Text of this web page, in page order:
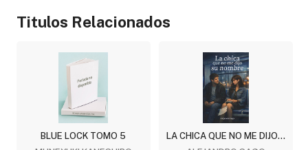
Titulos Relacionados
BLUE LOCK TOMO 5
LA CHICA QUE NO ME DIJO...